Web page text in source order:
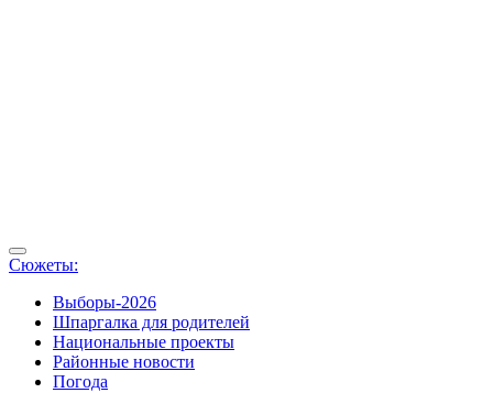
Сюжеты:
Выборы-2026
Шпаргалка для родителей
Национальные проекты
Районные новости
Погода